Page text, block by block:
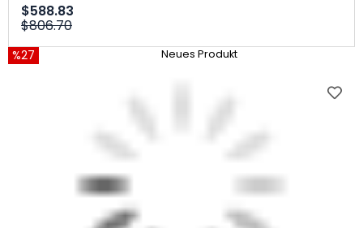
$588.83
$806.70
%27 Neues Produkt